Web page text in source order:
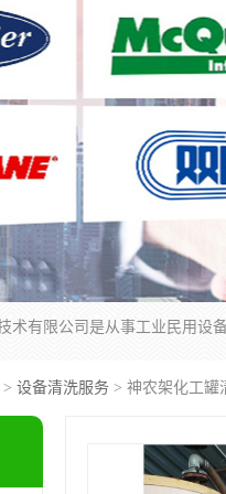
> 设备清洗服务 > 神农架化工罐